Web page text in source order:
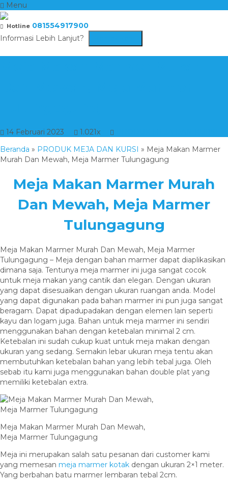
Menu
Hotline 081554917900
Informasi Lebih Lanjut?
14 Februari 2023 1.021x
Beranda » PRODUK MEJA DAN KURSI » Meja Makan Marmer
Murah Dan Mewah, Meja Marmer Tulungagung
Meja Makan Marmer Murah
Dan Mewah, Meja Marmer
Tulungagung
Meja Makan Marmer Murah Dan Mewah, Meja Marmer
Tulungagung – Meja dengan bahan marmer dapat diaplikasikan
dimana saja. Tentunya meja marmer ini juga sangat cocok
untuk meja makan yang cantik dan elegan. Dengan ukuran
yang dapat disesuaikan dengan ukuran ruangan anda. Model
yang dapat digunakan pada bahan marmer ini pun juga sangat
beragam. Dapat dipadupadakan dengan elemen lain seperti
kayu dan logam juga. Bahan untuk meja marmer ini sendiri
menggunakan bahan dengan ketebalan minimal 2 cm.
Ketebalan ini sudah cukup kuat untuk meja makan dengan
ukuran yang sedang. Semakin lebar ukuran meja tentu akan
membutuhkan ketebalan bahan yang lebih tebal juga. Oleh
sebab itu kami juga menggunakan bahan double plat yang
memiliki ketebalan extra.
Meja Makan Marmer Murah Dan Mewah,
Meja Marmer Tulungagung
Meja ini merupakan salah satu pesanan dari customer kami
yang memesan meja marmer kotak dengan ukuran 2×1 meter.
Yang berbahan batu marmer lembaran tebal 2cm.